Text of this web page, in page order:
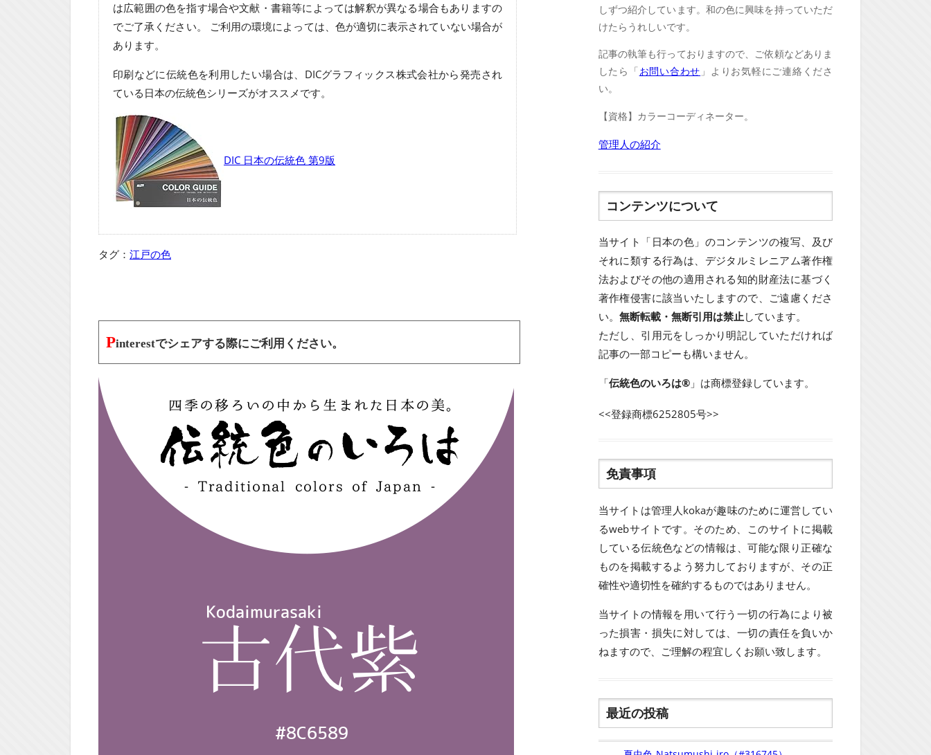
は広範囲の色を指す場合や文献・書籍等によっては解釈が異なる場合もありますの
でご了承ください。 ご利用の環境によっては、色が適切に表示されていない場合が
あります。
印刷などに伝統色を利用したい場合は、DICグラフィックス株式会社から発売され
ている日本の伝統色シリーズがオススメです。
DIC 日本の伝統色 第9版
タグ： 江戸の色
Pinterestでシェアする際にご利用ください。
しずつ紹介しています。和の色に興味を持っていただ
けたらうれしいです。
記事の執筆も行っておりますので、ご依頼などありま
したら「お問い合わせ 」よりお気軽にご連絡くださ
い。
【資格】カラーコーディネーター。
管理人の紹介
コンテンツについて
当サイト「日本の色」のコンテンツの複写、及び
それに類する行為は、デジタルミレニアム著作権
法およびその他の適用される知的財産法に基づく
著作権侵害に該当いたしますので、ご遠慮くださ
い。 無断転載・無断引用は禁止しています。
ただし、引用元をしっかり明記していただければ
記事の一部コピーも構いません。
「伝統色のいろは®」は商標登録しています。
<<登録商標6252805号>>
免責事項
当サイトは管理人kokaが趣味のために運営してい
るwebサイトです。そのため、このサイトに掲載
している伝統色などの情報は、可能な限り正確な
ものを掲載するよう努力しておりますが、その正
確性や適切性を確約するものではありません。
当サイトの情報を用いて行う一切の行為により被
った損害・損失に対しては、一切の責任を負いか
ねますので、ご理解の程宜しくお願い致します。
最近の投稿